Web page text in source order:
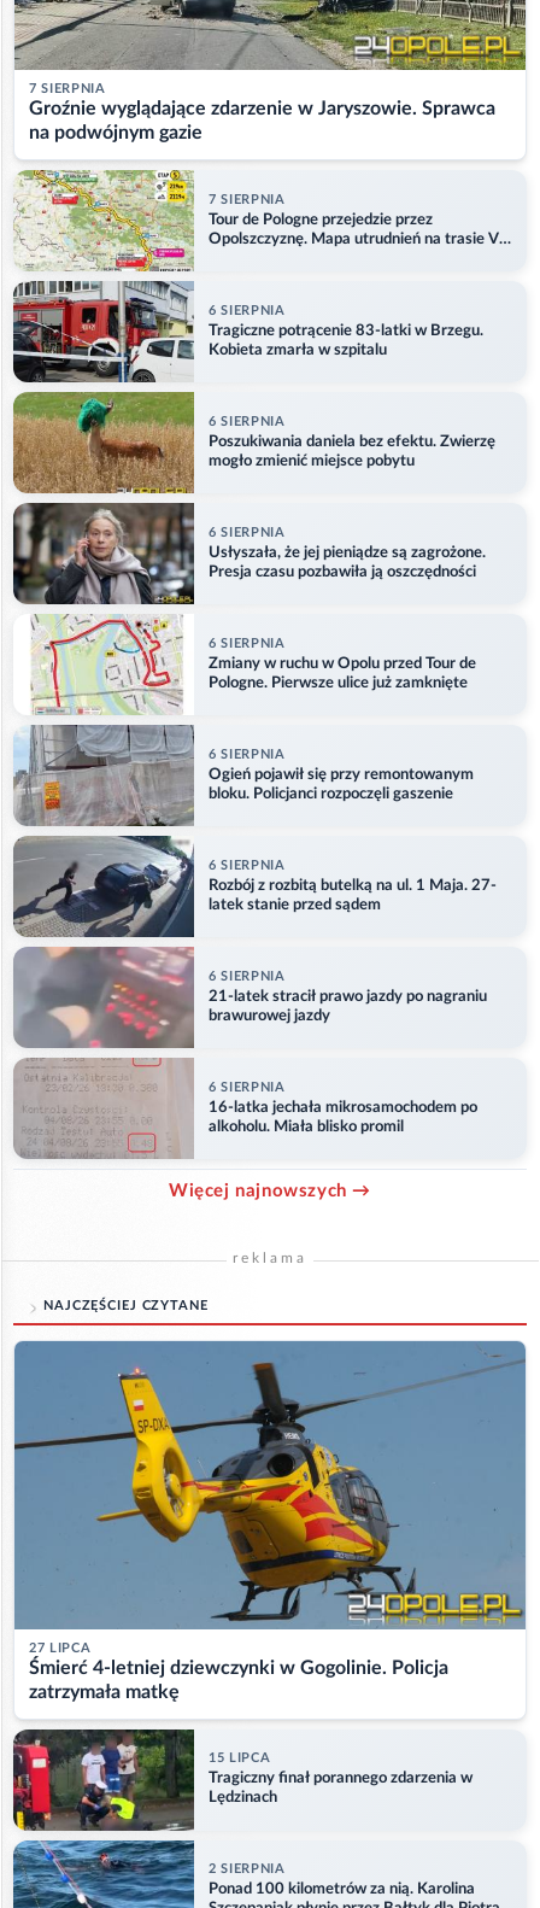
7 SIERPNIA
Groźnie wyglądające zdarzenie w Jaryszowie. Sprawca
na podwójnym gazie
7 SIERPNIA
Tour de Pologne przejedzie przez
Opolszczyznę. Mapa utrudnień na trasie V
6 SIERPNIA
Tragiczne potrącenie 83-latki w Brzegu.
Kobieta zmarła w szpitalu
6 SIERPNIA
Poszukiwania daniela bez efektu. Zwierzę
mogło zmienić miejsce pobytu
6 SIERPNIA
Usłyszała, że jej pieniądze są zagrożone.
Presja czasu pozbawiła ją oszczędności
6 SIERPNIA
Zmiany w ruchu w Opolu przed Tour de
Pologne. Pierwsze ulice już zamknięte
6 SIERPNIA
Ogień pojawił się przy remontowanym
bloku. Policjanci rozpoczęli gaszenie
6 SIERPNIA
Rozbój z rozbitą butelką na ul. 1 Maja. 27-
latek stanie przed sądem
6 SIERPNIA
21-latek stracił prawo jazdy po nagraniu
brawurowej jazdy
6 SIERPNIA
16-latka jechała mikrosamochodem po
alkoholu. Miała blisko promil
Więcej najnowszych →
reklama
NAJCZĘŚCIEJ CZYTANE
27 LIPCA
Śmierć 4-letniej dziewczynki w Gogolinie. Policja
zatrzymała matkę
15 LIPCA
Tragiczny finał porannego zdarzenia w
Lędzinach
2 SIERPNIA
Ponad 100 kilometrów za nią. Karolina